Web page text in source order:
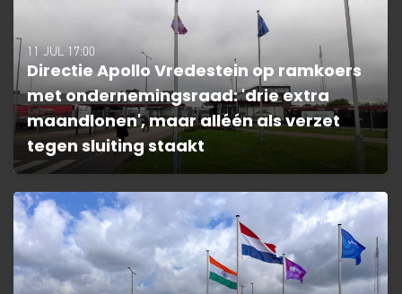
11 JUL 17:00
Directie Apollo Vredestein op ramkoers
met ondernemingsraad: 'drie extra
maandlonen', maar alléén als verzet
tegen sluiting staakt